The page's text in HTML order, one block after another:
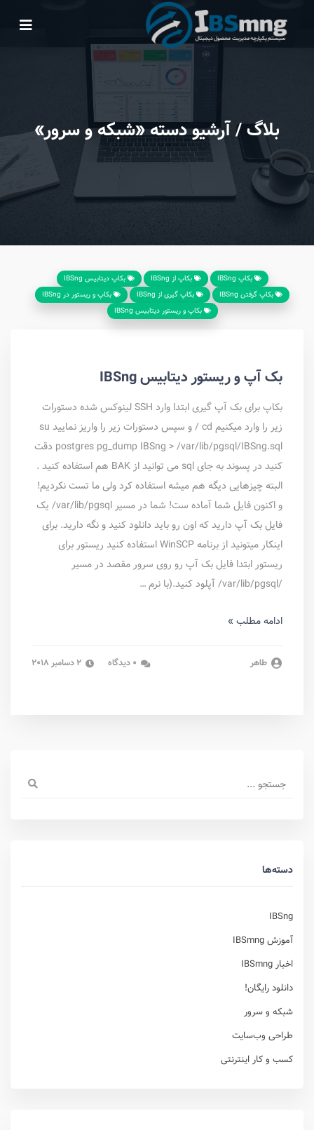
بلاگ/ آرشیو دسته «شبکه و سرور»
بکاپ IBSng بکاپ از IBSng
بکاپ دیتابیس IBSng
بکاپ گرفتن IBSng
بکاپ گیری از IBSng
بکاپ و ریستور در ‌IBSng
بکاپ و ریستور دیتابیس IBSng
بک آپ و ریستور دیتابیس IBSng
بکاپ برای بک آپ گیری ابتدا وارد SSH لینوکس شده دستورات
زیر را وارد میکنیم cd / و سپس دستورات زیر را واریز نمایید su
postgres pg_dump IBSng > /var/lib/pgsql/IBSng.sql دقت
کنید در پسوند به جای sql می توانید از BAK هم استفاده کنید .
البته چیزهایی دیگه هم میشه استفاده کرد ولی ما تست نکردیم!
و اکنون فایل شما آماده ست! شما در مسیر var/lib/pgsql/ یک
فایل بک آپ دارید که اون رو باید دانلود کنید و نگه دارید. برای
اینکار میتونید از برنامه WinSCP استفاده کنید ریستور برای
ریستور ابتدا فایل بک آپ رو روی سرور مقصد در مسیر
/var/lib/pgsql/ آپلود کنید.(با نرم …
ادامه مطلب »
طاهر
دسته‌ها
IBSng
آموزش IBSmng
اخبار IBSmng
دانلود رایگان!
شبکه و سرور
طراحی وب‌سایت
کسب و کار اینترنتی